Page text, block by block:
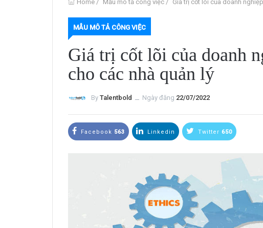
Home / Mẫu mô tả công việc / Giá trị cốt lõi của doanh
MẪU MÔ TẢ CÔNG VIỆC
Giá trị cốt lõi của doanh
cho các nhà quản lý
By Talentbold ــ Ngày đăng 22/07/2022
Facebook 563 Linkedin Twitter 650